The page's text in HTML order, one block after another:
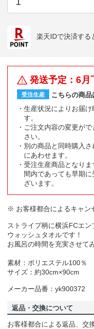
楽天IDで決済する
発送予定：6月
受注生産
こちらの商品
生産状況によりお届
す。
ご注文内容の変更が
さい。
別の商品と同時購入
にあわせます。
受注生産商品となり
間内であっても早期
ざいます。
※ お客様都合によるキャン
ストライプ柄に横浜FCエ
ウォッシュタオルです！
お風呂の時間を充実させて
素材：ポリエステル100％
サイズ：約30cm×90cm
メーカー品番：yk900372
返品・交換について
お客様都合による返品、交